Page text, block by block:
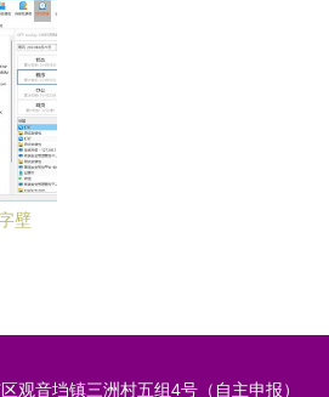
筑
护
与
软
壁
观音垱镇三洲村五组4号（自主申报）